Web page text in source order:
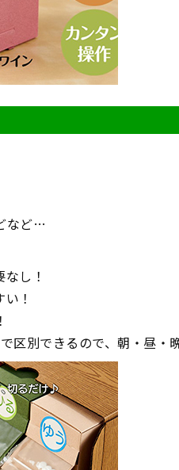
など…
し！
！
別できるので、朝・昼・